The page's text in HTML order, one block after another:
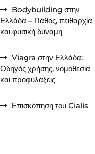
Bodybuilding στην
Ελλάδα – Πάθος, πειθαρχία
και φυσική δύναμη
Viagra στην Ελλάδα:
Οδηγός χρήσης, νομοθεσία
και προφυλάξεις
Επισκόπηση του Cialis